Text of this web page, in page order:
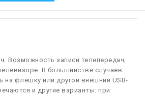
Возможность записи телепередач,
В большинстве случаев
на флешку или другой внешний USB-
и другие варианты: при